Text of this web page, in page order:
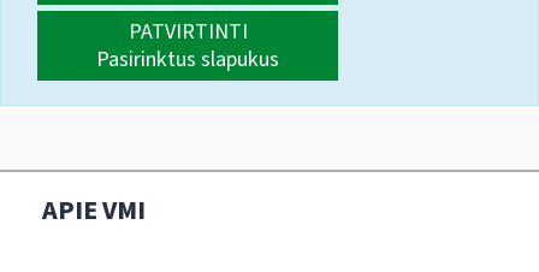
PATVIRTINTI
Pasirinktus slapukus
APIE VMI